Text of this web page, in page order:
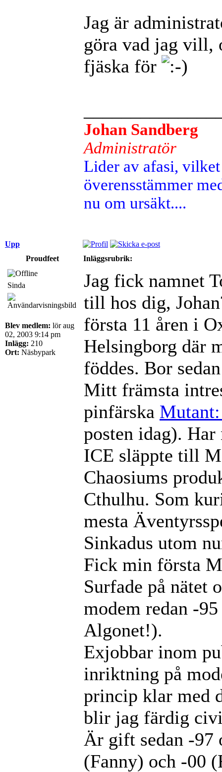
Jag är
göra vad jag vill,
fjäska för
Johan Sandberg
Administratör
Lider av afasi,
överensstämmer
nu om ursäkt....
Upp
Proudfeet
Inläggsrubrik:
Sinda
Blev medlem: lör aug
02, 2003 9:14 pm
Inlägg: 210
Ort: Näsbypark
Jag fick namnet
till hos dig,
första 11 åren i
Helsingborg där
föddes. Bor
Mitt främsta
pinfärska
posten idag).
ICE släppte till
Chaosiums
Cthulhu. Som
mesta
Sinkadus utom
Fick min första
Surfade på nätet
modem redan -
Algonet!).
Exjobbar inom
inriktning på
princip klar med
blir jag färdig
Är gift sedan -97
(Fanny) och -00